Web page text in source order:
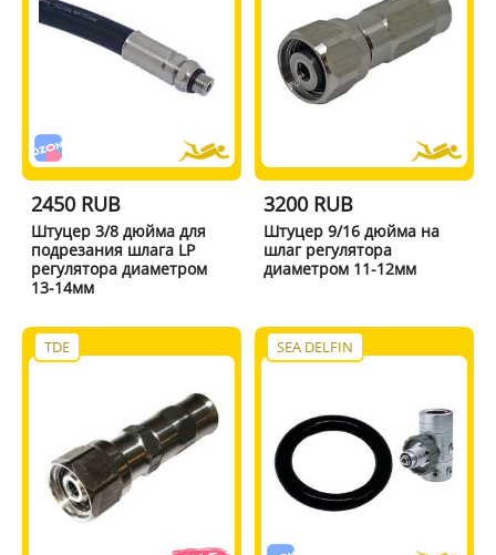
2450 RUB
Штуцер 3/8 дюйма для
подрезания шлага LP
регулятора диаметром
13-14мм
3200 RUB
Штуцер 9/16 дюйма на
шлаг регулятора
диаметром 11-12мм
TDE SEA DELFIN